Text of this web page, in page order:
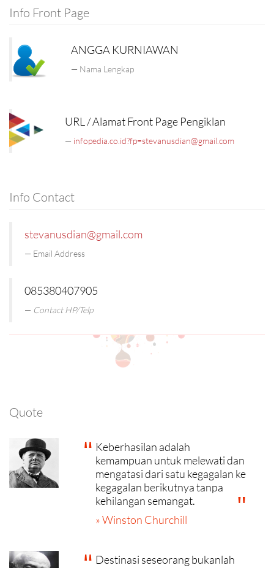
Info Front Page
ANGGA KURNIAWAN
Nama Lengkap
URL / Alamat Front Page Pengiklan
infopedia.co.id?fp=stevanusdian@gmail.com
Info Contact
stevanusdian@gmail.com
Email Address
085380407905
Contact HP/Telp
Quote
Keberhasilan adalah
kemampuan untuk melewati dan
mengatasi dari satu kegagalan ke
kegagalan berikutnya tanpa
kehilangan semangat.
» Winston Churchill
Destinasi seseorang bukanlah